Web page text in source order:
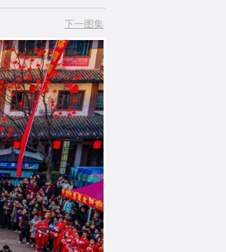
下一图集